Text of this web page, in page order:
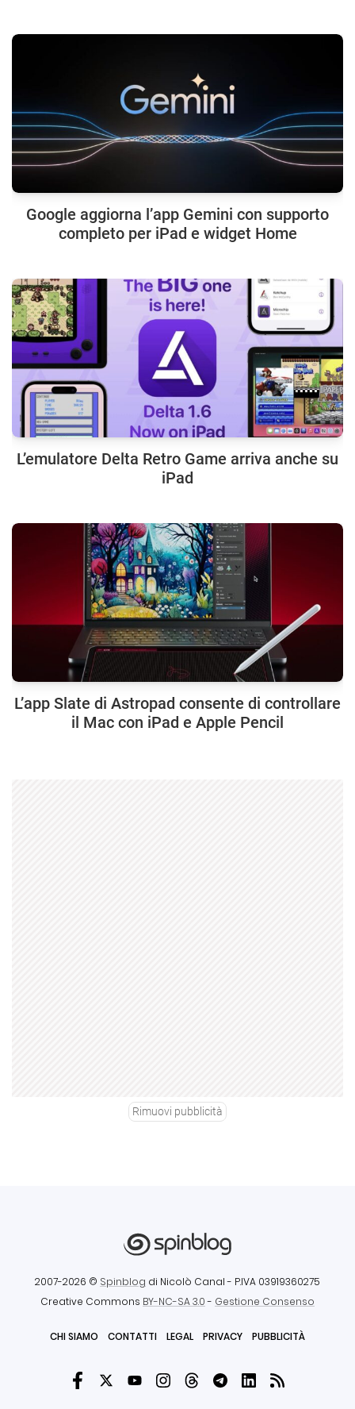
Google aggiorna l’app Gemini con supporto
completo per iPad e widget Home
L’emulatore Delta Retro Game arriva anche su
iPad
L’app Slate di Astropad consente di controllare
il Mac con iPad e Apple Pencil
Rimuovi pubblicità
2007-2026 © Spinblog di Nicolò Canal - P.IVA 03919360275
Creative Commons BY-NC-SA 3.0- Gestione Consenso
CHI SIAMO CONTATTI LEGAL PRIVACY PUBBLICITÀ